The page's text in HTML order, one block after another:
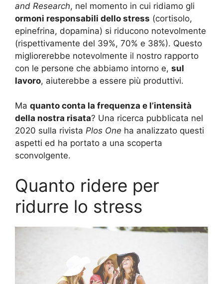
and Research, nel momento in cui ridiamo gli
ormoni responsabili dello stress (cortisolo,
epinefrina, dopamina) si riducono notevolmente
(rispettivamente del 39%, 70% e 38%). Questo
migliorerebbe notevolmente il nostro rapporto
con le persone che abbiamo intorno e, sul
lavoro, aiuterebbe a essere più produttivi.
Ma quanto conta la frequenza e l’intensità
della nostra risata? Una ricerca pubblicata nel
2020 sulla rivista Plos One ha analizzato questi
aspetti ed ha portato a una scoperta
sconvolgente.
Quanto ridere per
ridurre lo stress